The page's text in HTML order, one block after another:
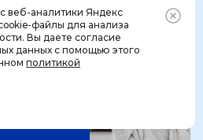
+7 (499) 444-31-53
веб-аналитики Яндекс
файлы для анализа
Вы даете согласие
данных с помощью этого
политикой
идеальному
вашей мечты